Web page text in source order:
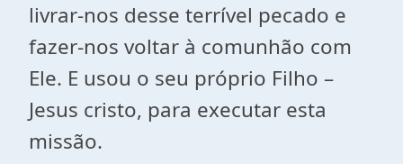
livrar-nos desse terrível pecado e
fazer-nos voltar à comunhão com
Ele. E usou o seu próprio Filho –
Jesus cristo, para executar esta
missão.